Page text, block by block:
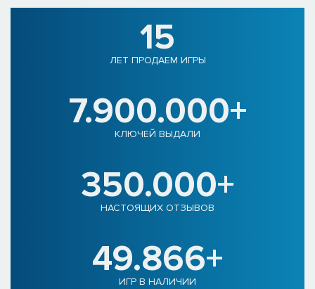
15
ЛЕТ ПРОДАЕМ ИГРЫ
7.900.000+
КЛЮЧЕЙ ВЫДАЛИ
350.000+
НАСТОЯЩИХ ОТЗЫВОВ
49.866+
ИГР В НАЛИЧИИ